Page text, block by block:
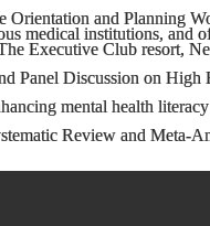
Orientation and Planning
medical institutions, and
Executive Club resort,
Panel Discussion on High
mental health
Review and Meta-